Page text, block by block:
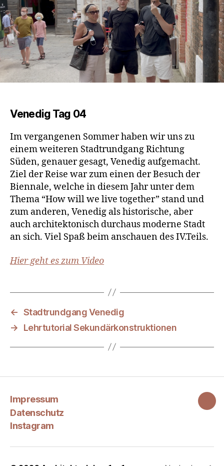
Venedig Tag 04
Im vergangenen Sommer haben wir uns zu
einem weiteren Stadtrundgang Richtung
Süden, genauer gesagt, Venedig aufgemacht.
Ziel der Reise war zum einen der Besuch der
Biennale, welche in diesem Jahr unter dem
Thema “How will we live together” stand und
zum anderen, Venedig als historische, aber
auch architektonisch durchaus moderne Stadt
an sich. Viel Spaß beim anschauen des IV.Teils.
Hier geht es zum Video
← Stadtrundgang Venedig
→
Lehrtutorial Sekundärkonstruktionen
Impressum
Datenschutz
Instagram